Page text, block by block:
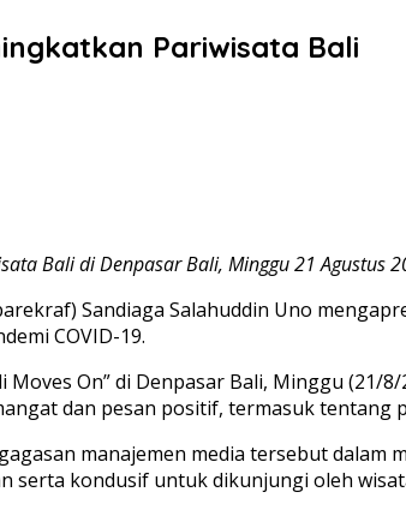
Pariwisata Bali
Bali di Denpasar Bali, Minggu 21 Agustus
Sandiaga Salahuddin Uno
COVID-19.
On” di Denpasar Bali, Minggu (21/
dan pesan positif, termasuk tentang
manajemen media tersebut dalam
serta kondusif untuk dikunjungi oleh